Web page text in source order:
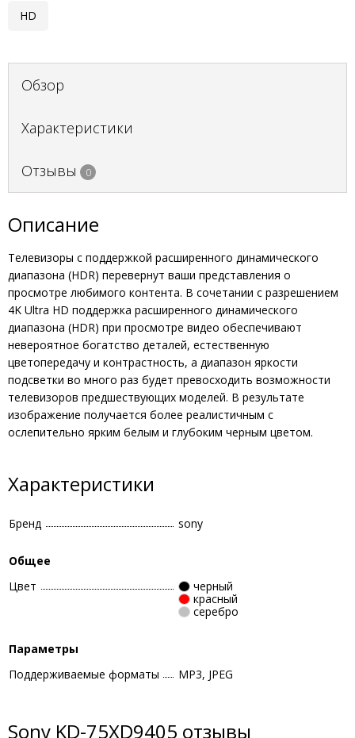
HD
Обзор
Характеристики
Отзывы 0
Описание
Телевизоры с поддержкой расширенного динамического
диапазона (HDR) перевернут ваши представления о
просмотре любимого контента. В сочетании с разрешением
4K Ultra HD поддержка расширенного динамического
диапазона (HDR) при просмотре видео обеспечивают
невероятное богатство деталей, естественную
цветопередачу и контрастность, а диапазон яркости
подсветки во много раз будет превосходить возможности
телевизоров предшествующих моделей. В результате
изображение получается более реалистичным с
ослепительно ярким белым и глубоким черным цветом.
Характеристики
Бренд sony
Общее
Цвет
черный
красный
серебро
Параметры
Поддерживаемые форматы
MP3, JPEG
Sony KD-75XD9405 отзывы